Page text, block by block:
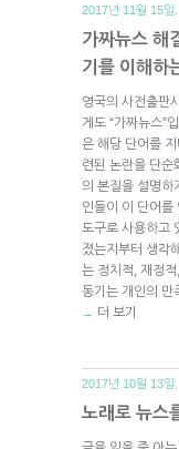
2017년 11월 15일.
가짜뉴스 해
기를 이해하
영국의 사전출판
게도 “가짜뉴스”
은 해당 단어를
련된 논란을 단순
의 본질을 설명하
인들이 이 단어를
도구로 사용하고
졌는지부터 생각
는 정치적, 재정
동기는 개인의 만
→ 더 보기
2017년 10월 13일.
노래로 뉴스